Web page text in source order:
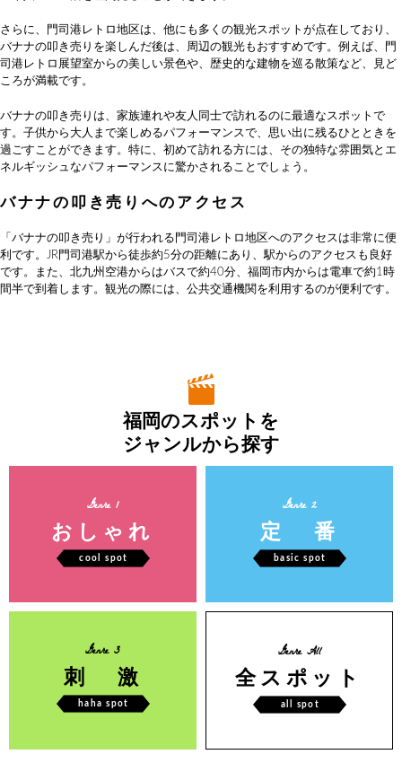
さらに、門司港レトロ地区は、他にも多くの観光スポットが点在しており、
バナナの叩き売りを楽しんだ後は、周辺の観光もおすすめです。例えば、門
司港レトロ展望室からの美しい景色や、歴史的な建物を巡る散策など、見ど
ころが満載です。
バナナの叩き売りは、家族連れや友人同士で訪れるのに最適なスポットで
す。子供から大人まで楽しめるパフォーマンスで、思い出に残るひとときを
過ごすことができます。特に、初めて訪れる方には、その独特な雰囲気とエ
ネルギッシュなパフォーマンスに驚かされることでしょう。
バナナの叩き売りへのアクセス
「バナナの叩き売り」が行われる門司港レトロ地区へのアクセスは非常に便
利です。JR門司港駅から徒歩約5分の距離にあり、駅からのアクセスも良好
です。また、北九州空港からはバスで約40分、福岡市内からは電車で約1時
間半で到着します。観光の際には、公共交通機関を利用するのが便利です。
福岡のスポットを
ジャンルから探す
Genre 1
おしゃれ
cool spot
Genre 2
定 番
basic spot
Genre 3
刺 激
haha spot
Genre All
全スポット
all spot